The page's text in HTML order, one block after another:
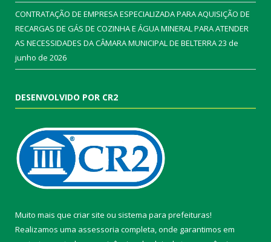
CONTRATAÇÃO DE EMPRESA ESPECIALIZADA PARA AQUISIÇÃO DE
RECARGAS DE GÁS DE COZINHA E ÁGUA MINERAL PARA ATENDER
AS NECESSIDADES DA CÂMARA MUNICIPAL DE BELTERRA23 de
junho de 2026
DESENVOLVIDO POR CR2
Muito mais que criar site ou sistema para prefeituras!
Realizamos uma assessoria completa, onde garantimos em